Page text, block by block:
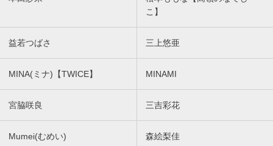
こ】
益若つばさ 三上悠亜
MINA(ミナ)【TWICE】 MINAMI
宮脇咲良 三吉彩花
Mumei(むめい) 森絵梨佳